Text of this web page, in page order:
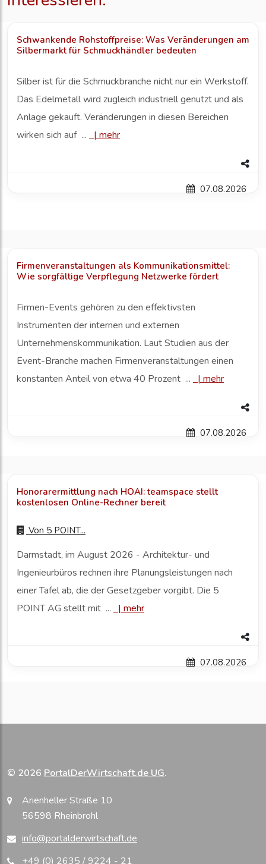
Schwankende Rohstoffpreise: Was Veränderungen am
Silbermarkt für Schmuckhändler bedeuten
Silber ist für die Schmuckbranche nicht nur ein Werkstoff.
Das Edelmetall wird zugleich industriell genutzt und als
Anlage gekauft. Veränderungen in diesen Bereichen
wirken sich auf ...
| mehr
07.08.2026
Firmenveranstaltungen als Kommunikationsmittel:
Wie sorgfältige Verpflegung Netzwerke fördert
Firmen-Events gehören zu den effektivsten
Instrumenten der internen und externen
Unternehmenskommunikation. Laut Studien aus der
Event-Branche machen Firmenveranstaltungen einen
konstanten Anteil von etwa 40 Prozent ...
| mehr
07.08.2026
Honorarermittlung nach HOAI: teamspace stellt
kostenlosen Online-Rechner bereit
Von 5 POINT...
Darmstadt, im August 2026 - Architektur- und
Ingenieurbüros rechnen ihre Planungsleistungen nach
einer Tafel ab, die der Gesetzgeber vorgibt. Die 5
POINT AG stellt mit ...
| mehr
07.08.2026
© 2026 PortalDerWirtschaft.de UG.
Arienheller Straße 10
56598 Rheinbrohl
info@portalderwirtschaft.de
+49 (0) 2635 / 9224 - 21